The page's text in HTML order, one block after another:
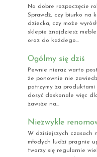
Na dobre rozpoczęcie
Sprawdź, czy biurko na
dziecka, czy może
sklepie znajdziesz
oraz do każdego...
Ogólmy się dziś
Pewnie nieraz warto
że ponownie nie
patrzymy za
dosyć doskonale więc
zawsze na...
Niezwykle
W dzisiejszych czasach
młodych ludzi pragnie
tworzy się regularnie